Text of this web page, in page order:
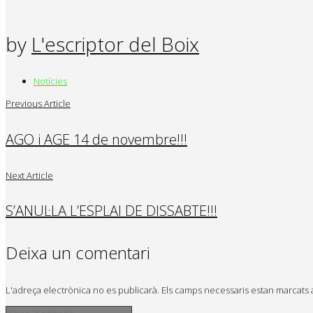
by L'escriptor del Boix
Notícies
Previous Article
AGO i AGE 14 de novembre!!!
Next Article
S’ANUL·LA L’ESPLAI DE DISSABTE!!!
Deixa un comentari
L'adreça electrònica no es publicarà. Els camps necessaris estan marcats